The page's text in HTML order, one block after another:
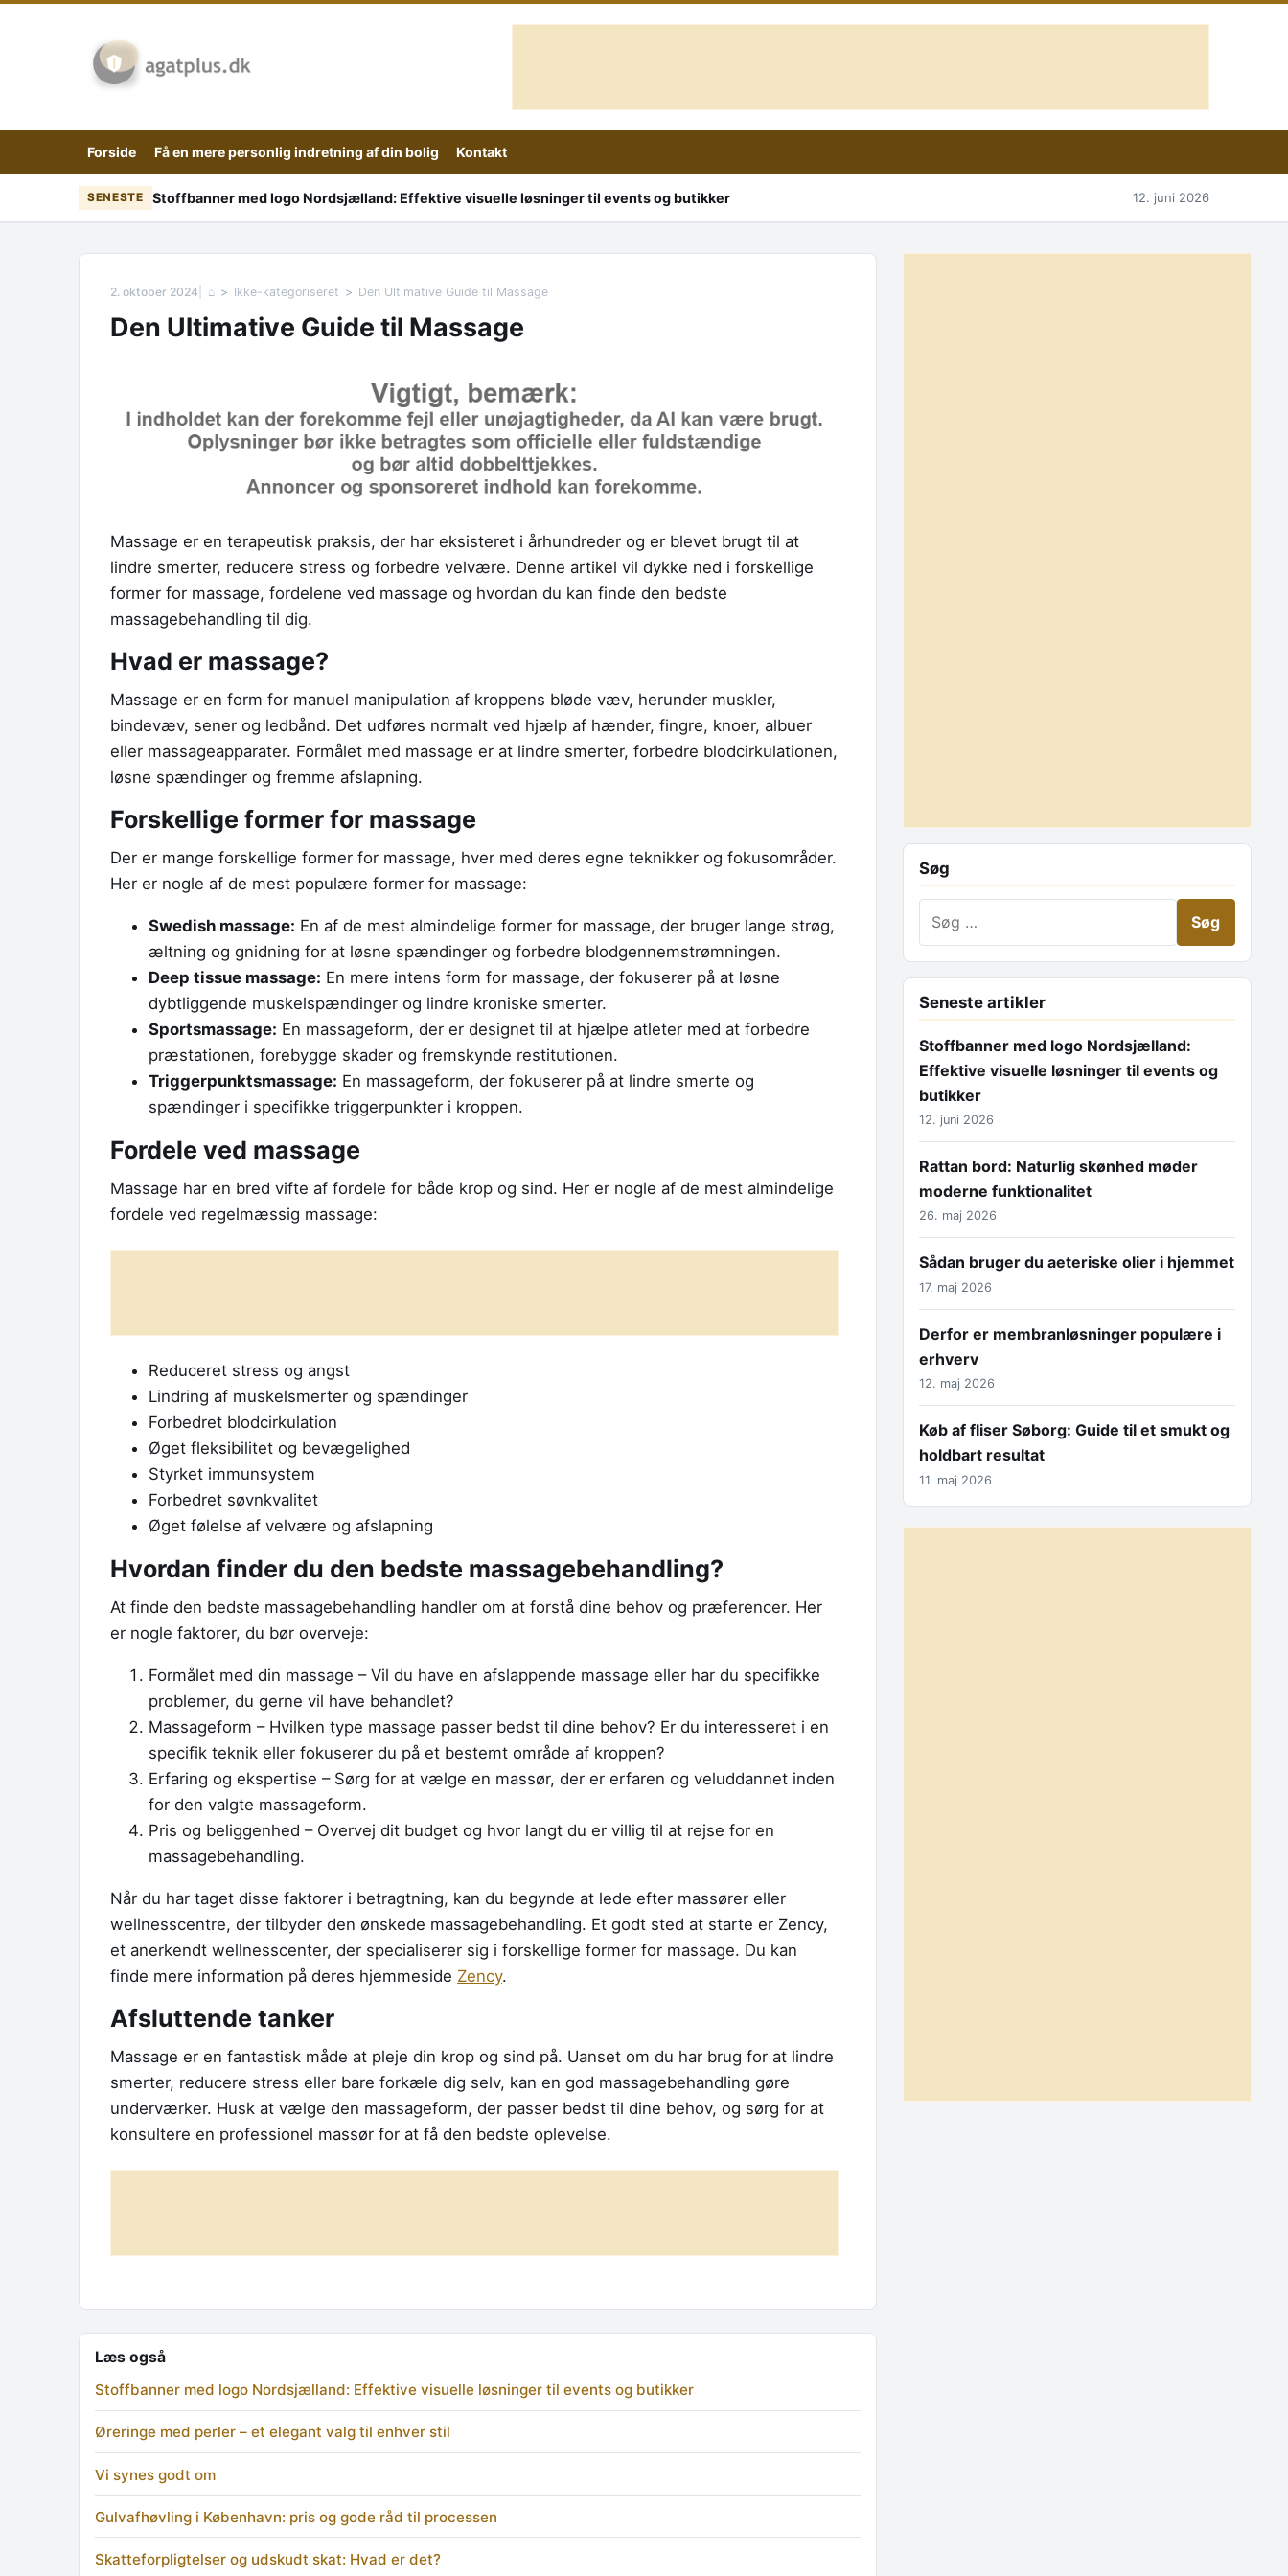
Forside Få en mere personlig indretning af din bolig Kontakt
SENESTE Stoffbanner med logo Nordsjælland: Effektive visuelle løsninger til events og butikker 12. juni 2026
2. oktober 2024 ⌂ Ikke-kategoriseret Den Ultimative Guide til Massage
Den Ultimative Guide til Massage
Massage er en terapeutisk praksis, der har eksisteret i århundreder og er blevet brugt til at
lindre smerter, reducere stress og forbedre velvære. Denne artikel vil dykke ned i forskellige
former for massage, fordelene ved massage og hvordan du kan finde den bedste
massagebehandling til dig.
Hvad er massage?
Massage er en form for manuel manipulation af kroppens bløde væv, herunder muskler,
bindevæv, sener og ledbånd. Det udføres normalt ved hjælp af hænder, fingre, knoer, albuer
eller massageapparater. Formålet med massage er at lindre smerter, forbedre blodcirkulationen,
løsne spændinger og fremme afslapning.
Forskellige former for massage
Der er mange forskellige former for massage, hver med deres egne teknikker og fokusområder.
Her er nogle af de mest populære former for massage:
Swedish massage: En af de mest almindelige former for massage, der bruger lange strøg,
æltning og gnidning for at løsne spændinger og forbedre blodgennemstrømningen.
Deep tissue massage: En mere intens form for massage, der fokuserer på at løsne
dybtliggende muskelspændinger og lindre kroniske smerter.
Sportsmassage: En massageform, der er designet til at hjælpe atleter med at forbedre
præstationen, forebygge skader og fremskynde restitutionen.
Triggerpunktsmassage: En massageform, der fokuserer på at lindre smerte og
spændinger i specifikke triggerpunkter i kroppen.
Fordele ved massage
Massage har en bred vifte af fordele for både krop og sind. Her er nogle af de mest almindelige
fordele ved regelmæssig massage:
Reduceret stress og angst
Lindring af muskelsmerter og spændinger
Forbedret blodcirkulation
Øget fleksibilitet og bevægelighed
Styrket immunsystem
Forbedret søvnkvalitet
Øget følelse af velvære og afslapning
Hvordan finder du den bedste massagebehandling?
At finde den bedste massagebehandling handler om at forstå dine behov og præferencer. Her
er nogle faktorer, du bør overveje:
Formålet med din massage – Vil du have en afslappende massage eller har du specifikke
problemer, du gerne vil have behandlet?
Massageform – Hvilken type massage passer bedst til dine behov? Er du interesseret i en
specifik teknik eller fokuserer du på et bestemt område af kroppen?
Erfaring og ekspertise – Sørg for at vælge en massør, der er erfaren og veluddannet inden
for den valgte massageform.
Pris og beliggenhed – Overvej dit budget og hvor langt du er villig til at rejse for en
massagebehandling.
Når du har taget disse faktorer i betragtning, kan du begynde at lede efter massører eller
wellnesscentre, der tilbyder den ønskede massagebehandling. Et godt sted at starte er Zency,
et anerkendt wellnesscenter, der specialiserer sig i forskellige former for massage. Du kan
finde mere information på deres hjemmeside Zency.
Afsluttende tanker
Massage er en fantastisk måde at pleje din krop og sind på. Uanset om du har brug for at lindre
smerter, reducere stress eller bare forkæle dig selv, kan en god massagebehandling gøre
underværker. Husk at vælge den massageform, der passer bedst til dine behov, og sørg for at
konsultere en professionel massør for at få den bedste oplevelse.
Læs også
Stoffbanner med logo Nordsjælland: Effektive visuelle løsninger til events og butikker
Øreringe med perler – et elegant valg til enhver stil
Vi synes godt om
Gulvafhøvling i København: pris og gode råd til processen
Skatteforpligtelser og udskudt skat: Hvad er det?
Søg
Seneste artikler
Stoffbanner med logo Nordsjælland:
Effektive visuelle løsninger til events og
butikker
12. juni 2026
Rattan bord: Naturlig skønhed møder
moderne funktionalitet
26. maj 2026
Sådan bruger du aeteriske olier i hjemmet
17. maj 2026
Derfor er membranløsninger populære i
erhverv
12. maj 2026
Køb af fliser Søborg: Guide til et smukt og
holdbart resultat
11. maj 2026